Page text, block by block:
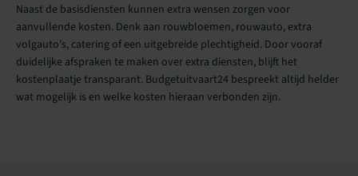
Naast de basisdiensten kunnen extra wensen zorgen voor
aanvullende kosten. Denk aan rouwbloemen, rouwauto, extra
volgauto’s, catering of een uitgebreide plechtigheid. Door vooraf
duidelijke afspraken te maken over extra diensten, blijft het
kostenplaatje transparant. Budgetuitvaart24 bespreekt altijd helder
wat mogelijk is en welke kosten hieraan verbonden zijn.